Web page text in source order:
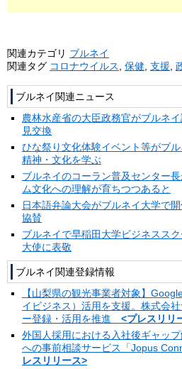
関連カテゴリ ブルネイ
関連タグ コロナウイルス, 保健, 支援,
ブルネイ関連ニュース
農林水産省の大臣政務官がブルネ
見交換
ひな祭り文化体験イベント等がブ
精神・文化を学ぶ
ブルネイのコーラン普及センター
ム文化への理解が育ちつつあると
日本語弁論大会がブルネイ大学で
協賛
ブルネイで早稲田大学ビジネスス
大使に表敬
ブルネイ関連登録情報
【山梨県の観光事業者対象】
イビジネス）活用を支援。株式会
ー登録・活用を推進 <プレスリリ
外国人採用における入社後ギャッ
への事前相談サービス「Jopus
レスリリース>